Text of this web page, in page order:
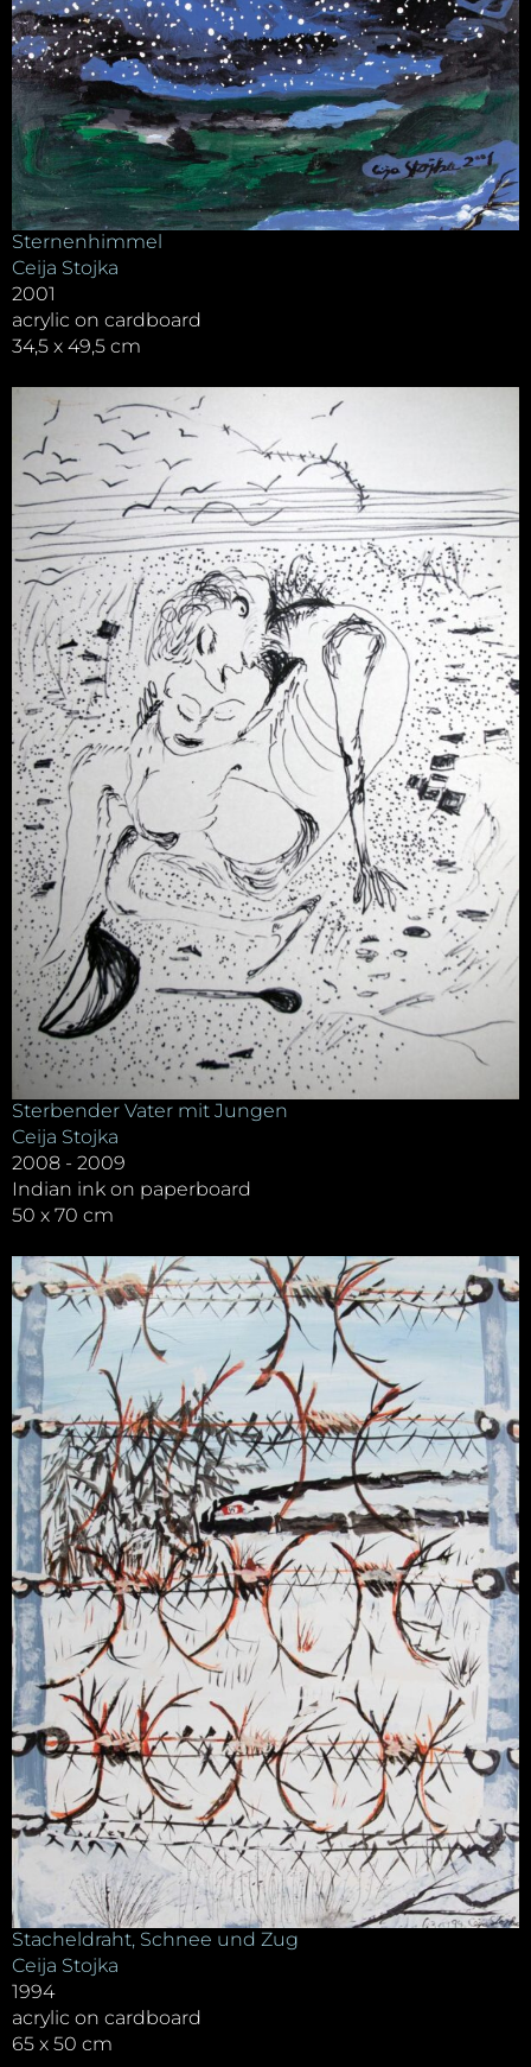
Sternenhimmel
Ceija Stojka
2001
acrylic on cardboard
34,5 x 49,5 cm
Sterbender Vater mit Jungen
Ceija Stojka
2008 - 2009
Indian ink on paperboard
50 x 70 cm
Stacheldraht, Schnee und Zug
Ceija Stojka
1994
acrylic on cardboard
65 x 50 cm